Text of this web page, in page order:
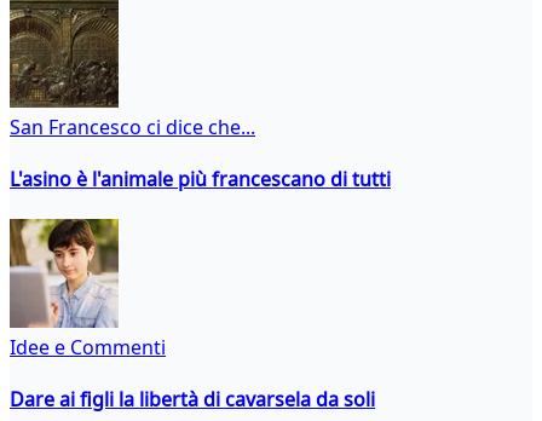
San Francesco ci dice che...
L'asino è l'animale più francescano di tutti
Idee e Commenti
Dare ai figli la libertà di cavarsela da soli